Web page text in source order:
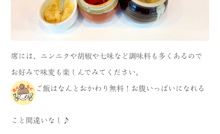
席には、ニンニクや胡椒や七味など調味料も多くあるので
お好みで味変も楽しんでみてください。
ご飯はなんとおかわり無料！お腹いっぱいになれる
こと間違いなし♪